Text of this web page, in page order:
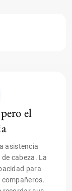
el
asistencia
cabeza. La
para